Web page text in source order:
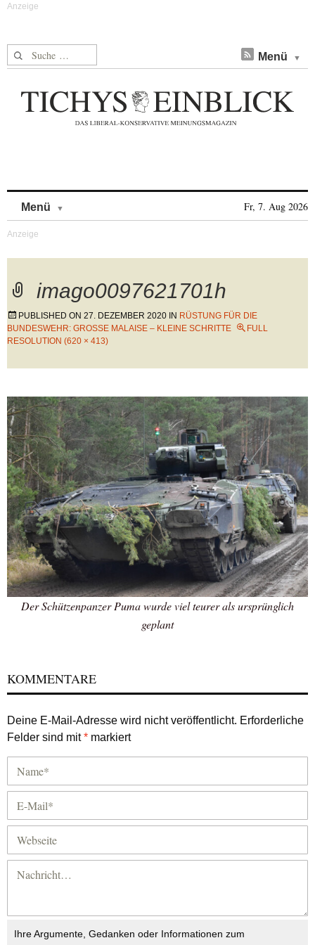
Suche nach: Menü
Menü Fr, 7. Aug 2026
imago0097621701h
PUBLISHED ON 27. DEZEMBER 2020 IN RÜSTUNG FÜR DIE
BUNDESWEHR: GROSSE MALAISE – KLEINE SCHRITTE
FULL
RESOLUTION (620 × 413)
Der Schützenpanzer Puma wurde viel teurer als ursprünglich
geplant
KOMMENTARE
Deine E-Mail-Adresse wird nicht veröffentlicht. Erforderliche
Felder sind mit* markiert
Ihre Argumente, Gedanken oder Informationen zum